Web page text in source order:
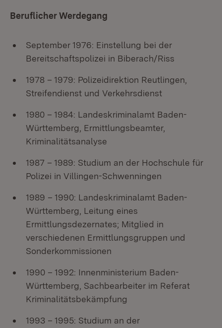
Beruflicher Werdegang
September 1976: Einstellung bei der
Bereitschaftspolizei in Biberach/Riss
1978 – 1979: Polizeidirektion Reutlingen,
Streifendienst und Verkehrsdienst
1980 – 1984: Landeskriminalamt Baden-
Württemberg, Ermittlungsbeamter,
Kriminalitätsanalyse
1987 – 1989: Studium an der Hochschule für
Polizei in Villingen-Schwenningen
1989 – 1990: Landeskriminalamt Baden-
Württemberg, Leitung eines
Ermittlungsdezernates; Mitglied in
verschiedenen Ermittlungsgruppen und
Sonderkommissionen
1990 – 1992: Innenministerium Baden-
Württemberg, Sachbearbeiter im Referat
Kriminalitätsbekämpfung
1993 – 1995: Studium an der